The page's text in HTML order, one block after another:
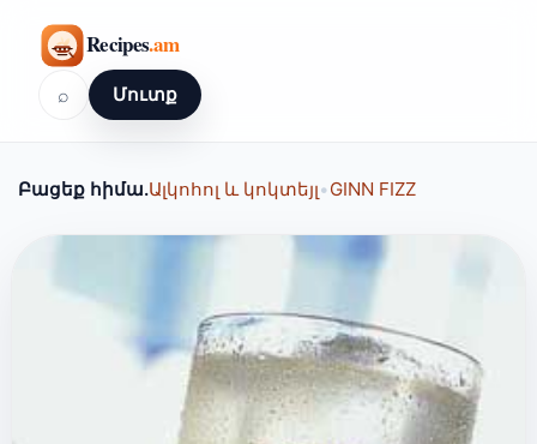
⌕ Մուտք
Բացեք հիմա.Ալկոհոլ և կոկտեյլ•GINN FIZZ